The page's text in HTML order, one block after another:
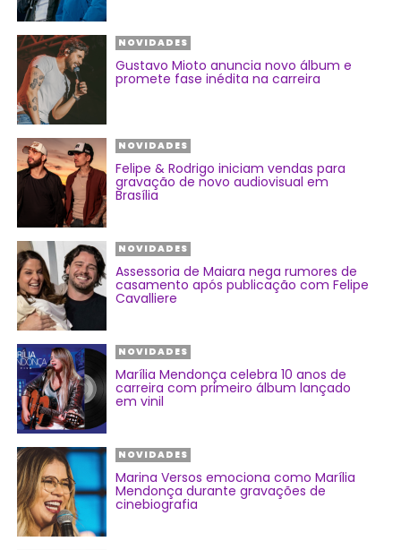
NOVIDADES
Gustavo Mioto anuncia novo álbum e
promete fase inédita na carreira
NOVIDADES
Felipe & Rodrigo iniciam vendas para
gravação de novo audiovisual em
Brasília
NOVIDADES
Assessoria de Maiara nega rumores de
casamento após publicação com Felipe
Cavalliere
NOVIDADES
Marília Mendonça celebra 10 anos de
carreira com primeiro álbum lançado
em vinil
NOVIDADES
Marina Versos emociona como Marília
Mendonça durante gravações de
cinebiografia